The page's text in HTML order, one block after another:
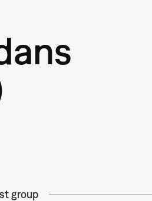
group